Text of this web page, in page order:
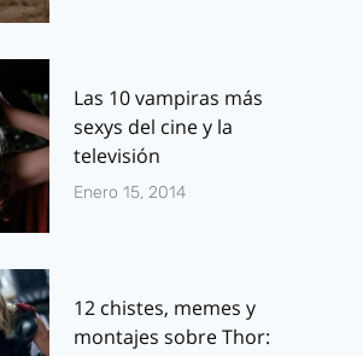
Las 10 vampiras más
sexys del cine y la
televisión
Enero 15, 2014
12 chistes, memes y
montajes sobre Thor: